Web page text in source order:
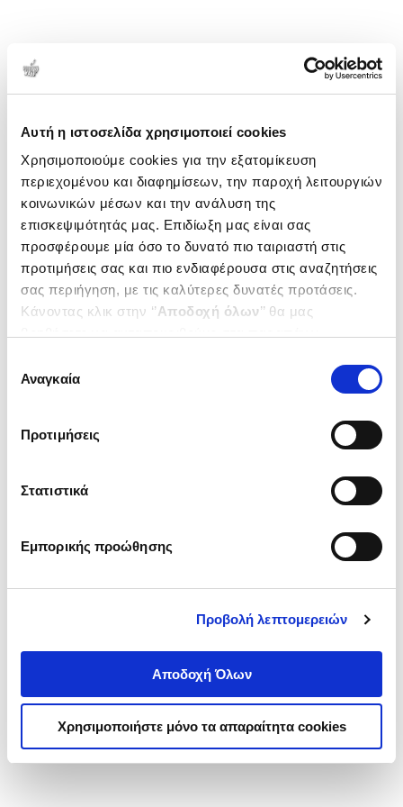
Αυτή η ιστοσελίδα χρησιμοποιεί cookies
Χρησιμοποιούμε cookies για την εξατομίκευση
περιεχομένου και διαφημίσεων, την παροχή λειτουργιών
κοινωνικών μέσων και την ανάλυση της
επισκεψιμότητάς μας. Επιδίωξη μας είναι σας
προσφέρουμε μία όσο το δυνατό πιο ταιριαστή στις
προτιμήσεις σας και πιο ενδιαφέρουσα στις αναζητήσεις
σας περιήγηση, με τις καλύτερες δυνατές προτάσεις.
Κάνοντας κλικ στην ‘’Αποδοχή όλων’’ θα μας
ενδιαφέρουν και να επιλέξετε από τα παρακάτω με την
΄΄και να ενημερωθείτε σχετικά με
συγκατάθεσης
Αναγκαία
Προτιμήσεις
Στατιστικά
Εμπορικής προώθησης
Προβολή λεπτομερειών
Αποδοχή Όλων
Χρησιμοποιήστε μόνο τα απαραίτητα cookies